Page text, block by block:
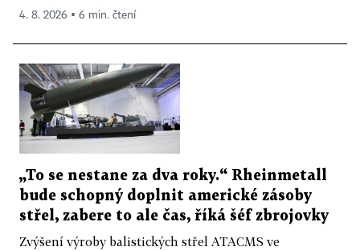
4. 8. 2026 ▪ 6 min. čtení
„To se nestane za dva roky.“ Rheinmetall
bude schopný doplnit americké zásoby
střel, zabere to ale čas, říká šéf zbrojovky
Zvýšení výroby balistických střel ATACMS ve